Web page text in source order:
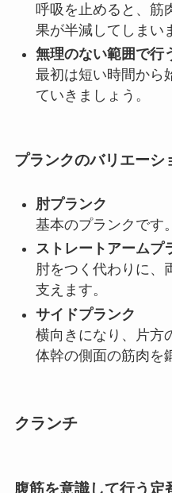
呼吸を止めると、筋
果が半減してしまい
無理のない範囲で行
最初は短い時間から
ていきましょう。
プランクのバリエーシ
肘プランク
基本のプランクです。
ストレートアームプ
肘をつく代わりに、
支えます。
サイドプランク
横向きになり、片方
体幹の側面の筋肉を
クランチ
腹筋を意識して行う定